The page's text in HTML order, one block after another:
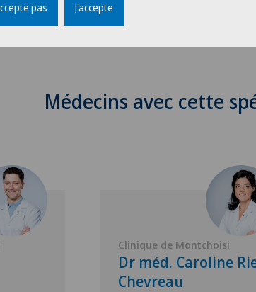
Médecins avec cette
Clinique de Montchoisi
Dr méd. Caroline
Chevreau
pas J'accepte